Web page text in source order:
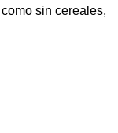
sin cereales,